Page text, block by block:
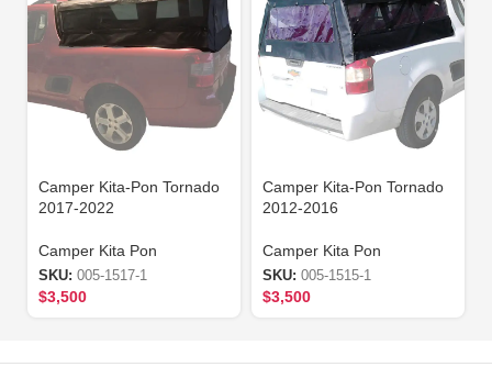
Camper Kita-Pon Tornado
2017-2022
Camper Kita Pon
SKU: 005-1517-1
$3,500
Camper Kita-Pon Tornado
2012-2016
Camper Kita Pon
SKU: 005-1515-1
$3,500